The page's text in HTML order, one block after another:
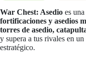
War Chest: Asedio es
fortificaciones y asedios
torres de asedio,
y supera a tus rivales en
estratégico.